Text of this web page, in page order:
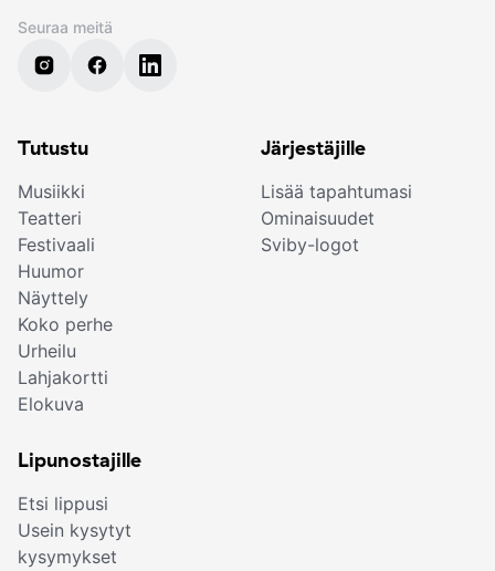
Seuraa meitä
Tutustu
Musiikki
Teatteri
Festivaali
Huumor
Näyttely
Koko perhe
Urheilu
Lahjakortti
Elokuva
Järjestäjille
Lisää tapahtumasi
Ominaisuudet
Sviby-logot
Lipunostajille
Etsi lippusi
Usein kysytyt
kysymykset